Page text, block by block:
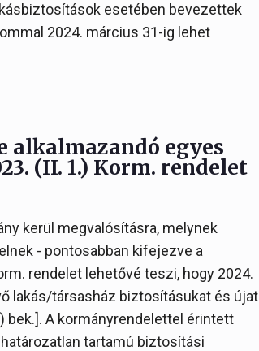
esetében bevezettek
2024. március 31-ig lehet
alkalmazandó egyes
(II. 1.) Korm. rendelet
kerül megvalósításra, melynek
- pontosabban kifejezve a
rendelet lehetővé teszi, hogy 2024.
lakás/társasház biztosításukat és újat
bek.]. A kormányrendelettel érintett
tartamú biztosítási